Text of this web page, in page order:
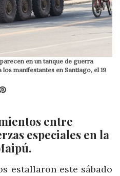
en un tanque de guerra
manifestantes en Santiago, el 19
Pinterest
entre
especiales en la
estallaron este sábado